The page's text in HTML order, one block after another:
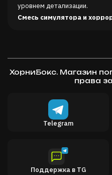
уровнем детализации.
Смесь симулятора и
ХорниБокс. Магазин
права
Telegram
Поддержка в TG